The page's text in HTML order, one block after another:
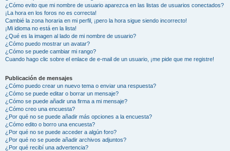
¿Cómo evito que mi nombre de usuario aparezca en las listas de usuarios conectados?
¡La hora en los foros no es correcta!
Cambié la zona horaria en mi perfil, ¡pero la hora sigue siendo incorrecto!
¡Mi idioma no está en la lista!
¿Qué es la imagen al lado de mi nombre de usuario?
¿Cómo puedo mostrar un avatar?
¿Cómo se puede cambiar mi rango?
Cuando hago clic sobre el enlace de e-mail de un usuario, ¡me pide que me registre!
Publicación de mensajes
¿Cómo puedo crear un nuevo tema o enviar una respuesta?
¿Cómo se puede editar o borrar un mensaje?
¿Cómo se puede añadir una firma a mi mensaje?
¿Cómo creo una encuesta?
¿Por qué no se puede añadir más opciones a la encuesta?
¿Cómo edito o borro una encuesta?
¿Por qué no se puede acceder a algún foro?
¿Por qué no se puede añadir archivos adjuntos?
¿Por qué recibí una advertencia?